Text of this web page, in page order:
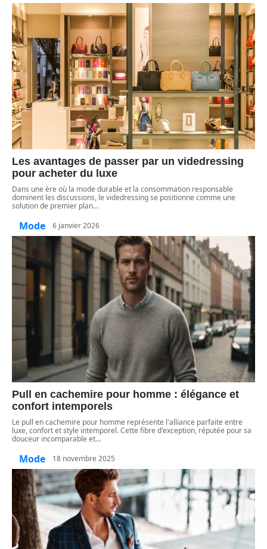
Les avantages de passer par un videdressing
pour acheter du luxe
Dans une ère où la mode durable et la consommation responsable
dominent les discussions, le videdressing se positionne comme une
solution de premier plan…
Mode 6 janvier 2026
Pull en cachemire pour homme : élégance et
confort intemporels
Le pull en cachemire pour homme représente l'alliance parfaite entre
luxe, confort et style intemporel. Cette fibre d'exception, réputée pour sa
douceur incomparable et…
Mode 18 novembre 2025